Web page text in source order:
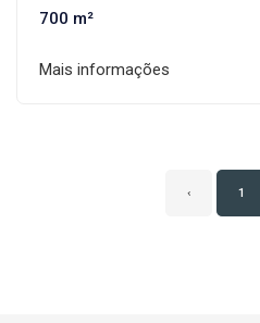
700 m²
Mais informações
‹ 1